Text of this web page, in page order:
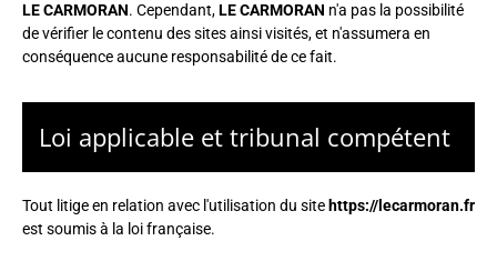
LE CARMORAN. Cependant,LE CARMORAN n'a pas la possibilité
de vérifier le contenu des sites ainsi visités, et n'assumera en
conséquence aucune responsabilité de ce fait.
Loi applicable et tribunal compétent
Tout litige en relation avec l'utilisation du site https://lecarmoran.fr
est soumis à la loi française.